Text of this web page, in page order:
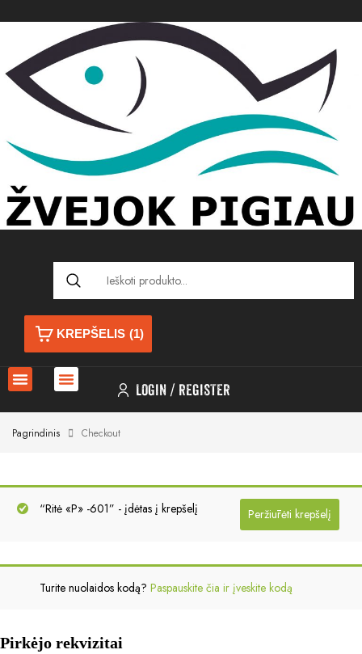
KREPŠELIS (1)
LOGIN REGISTER
Pagrindinis Checkout
“Ritė «P» -601” - įdėtas į krepšelį Peržiūrėti krepšelį
Turite nuolaidos kodą? Paspauskite čia ir įveskite kodą
Pirkėjo rekvizitai